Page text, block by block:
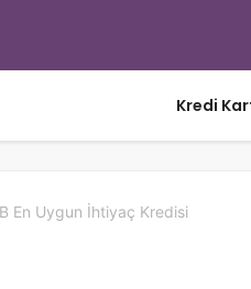
Kredi
En Uygun İhtiyaç Kredisi